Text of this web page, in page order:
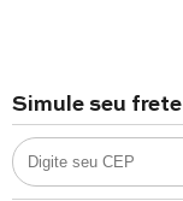
Simule seu frete